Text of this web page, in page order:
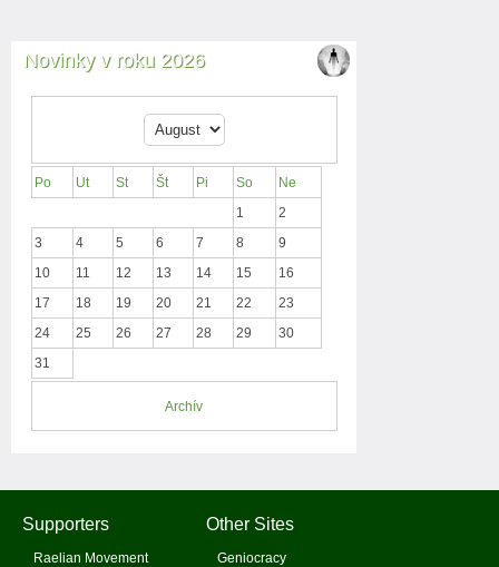
Novinky v roku 2026
Po Ut St Št Pi So
Ne
1
2
3
4 5 6 7 8
9
10
11 12 13 14 15
16
17
18 19 20 21 22
23
24
25 26 27 28 29
30
31
Archív
Supporters
Raelian Movement
Other Sites
Geniocracy